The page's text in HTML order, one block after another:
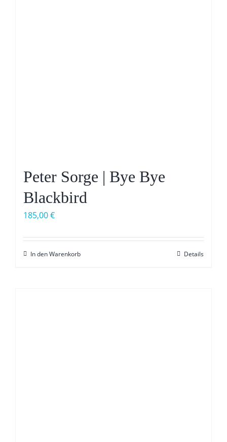
Peter Sorge | Bye Bye
Blackbird
185,00€
In den Warenkorb Details